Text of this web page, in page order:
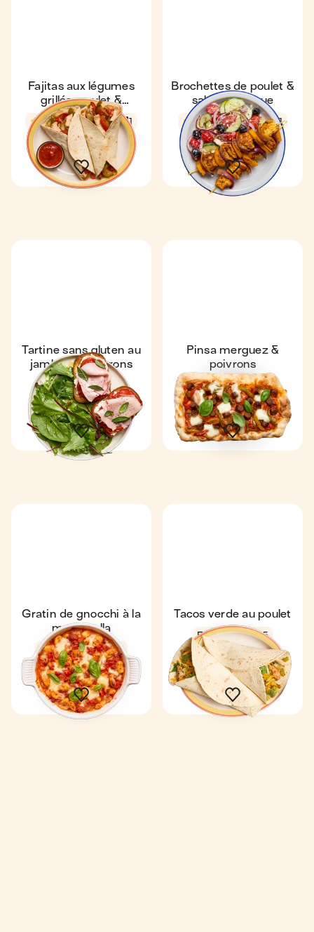
Fajitas aux légumes
grillés, poulet &
mozzarella
4,6 20 min 1
Brochettes de poulet &
salade grecque
4,8 18 min 1
Tartine sans gluten au
jambon & poivrons
Express
4,8
14 min
1
Pinsa merguez &
poivrons
Express
4,8
16 min
2
Gratin de gnocchi à la
mozzarella
Coup de ❤️
4,4
34 min
2
Tacos verde au poulet
Express
4,5
14 min
1